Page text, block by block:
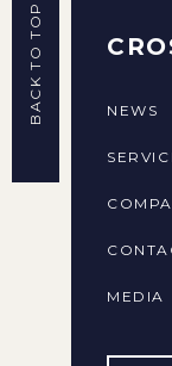
BACK TO TOP NEWS
MEDIA